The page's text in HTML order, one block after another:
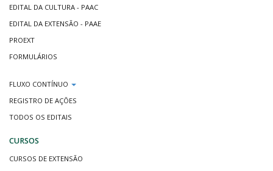
EDITAL DA CULTURA - PAAC
EDITAL DA EXTENSÃO - PAAE
PROEXT
FORMULÁRIOS
FLUXO CONTÍNUO
REGISTRO DE AÇÕES
TODOS OS EDITAIS
CURSOS
CURSOS DE EXTENSÃO